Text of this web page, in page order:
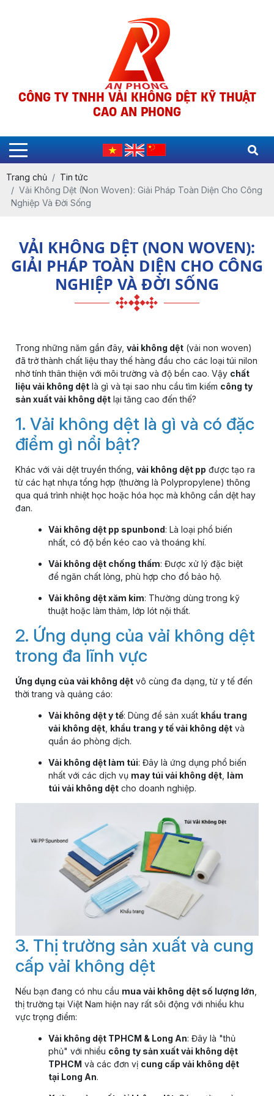
CÔNG TY TNHH VẢI KHÔNG DỆT KỸ THUẬT
CAO AN PHONG
Trang chủ
Tin tức
Vải Không Dệt (Non Woven): Giải Pháp Toàn Diện Cho Công
Nghiệp Và Đời Sống
VẢI KHÔNG DỆT (NON WOVEN):
GIẢI PHÁP TOÀN DIỆN CHO CÔNG
NGHIỆP VÀ ĐỜI SỐNG
Trong những năm gần đây, vải không dệt (vải non woven)
đã trở thành chất liệu thay thế hàng đầu cho các loại túi nilon
nhờ tính thân thiện với môi trường và độ bền cao. Vậy chất
liệu vải không dệt là gì và tại sao nhu cầu tìm kiếm công ty
sản xuất vải không dệt lại tăng cao đến thế?
1. Vải không dệt là gì và có đặc
điểm gì nổi bật?
Khác với vải dệt truyền thống, vải không dệt pp được tạo ra
từ các hạt nhựa tổng hợp (thường là Polypropylene) thông
qua quá trình nhiệt học hoặc hóa học mà không cần dệt hay
đan.
Vải không dệt pp spunbond: Là loại phổ biến
nhất, có độ bền kéo cao và thoáng khí.
Vải không dệt chống thấm: Được xử lý đặc biệt
để ngăn chất lỏng, phù hợp cho đồ bảo hộ.
Vải không dệt xăm kim: Thường dùng trong kỹ
thuật hoặc làm thảm, lớp lót nội thất.
2. Ứng dụng của vải không dệt
trong đa lĩnh vực
Ứng dụng của vải không dệt vô cùng đa dạng, từ y tế đến
thời trang và quảng cáo:
Vải không dệt y tế: Dùng để sản xuất khẩu trang
vải không dệt khẩu trang y tế vải không dệt và
quần áo phòng dịch.
Vải không dệt làm túi: Đây là ứng dụng phổ biến
nhất với các dịch vụ may túi vải không dệt làm
túi vải không dệt cho doanh nghiệp.
3. Thị trường sản xuất và cung
cấp vải không dệt
Nếu bạn đang có nhu cầu mua vải không dệt số lượng lớn
thị trường tại Việt Nam hiện nay rất sôi động với nhiều khu
vực trọng điểm:
Vải không dệt TPHCM & Long An: Đây là "thủ
phủ" với nhiều công ty sản xuất vải không dệt
TPHCM và các đơn vị cung cấp vải không dệt
tại Long An.